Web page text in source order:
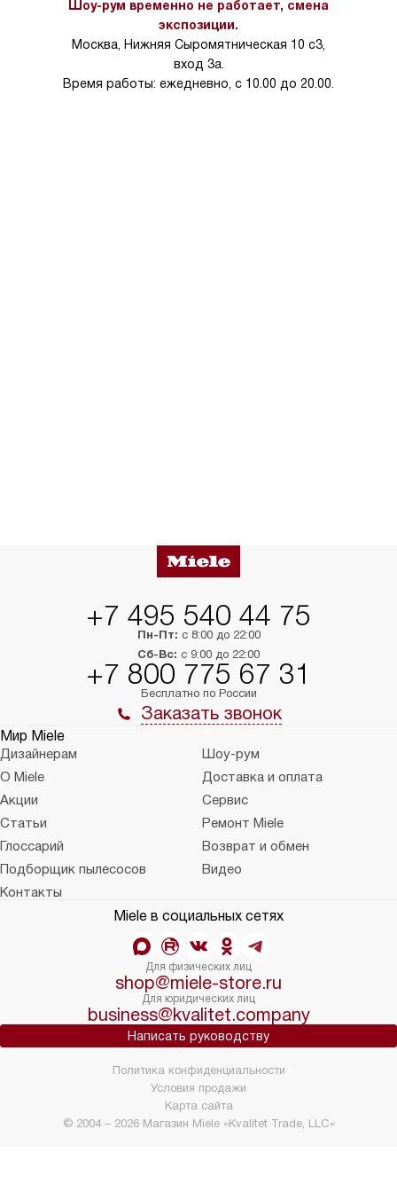
Шоу-рум временно не работает, смена
экспозиции.
Москва, Нижняя Сыромятническая 10 с3,
вход 3а.
Время работы: ежедневно, с 10.00 до 20.00.
+7 495 540 44 75
Пн-Пт: с 8:00 до 22:00
Сб-Вс: с 9:00 до 22:00
+7 800 775 67 31
Бесплатно по России
Заказать звонок
Мир Miele
Дизайнерам
Шоу-рум
О Miele
Доставка и оплата
Акции
Сервис
Статьи
Ремонт Miele
Глоссарий
Возврат и обмен
Подборщик пылесосов
Видео
Контакты
Miele в социальных сетях
Для физических лиц
shop@miele-store.ru
Для юридических лиц
business@kvalitet.company
Написать руководству
© 2004 – 2026 Магазин Miele «Kvalitet Trade, LLC»
Политика конфиденциальности
Условия продажи
Карта сайта